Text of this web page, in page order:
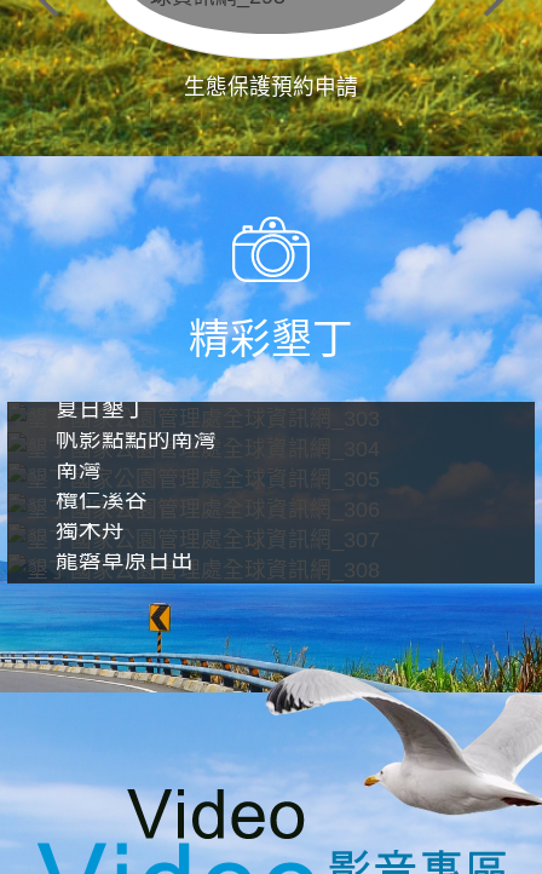
生態保護預約申請
精彩墾丁
夏日墾丁
帆影點點的南灣
南灣
欖仁溪谷
獨木舟
龍磐草原日出